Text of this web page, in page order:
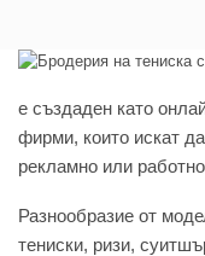
e създаден като
фирми, които искат
рекламно или
Разнообразие от
тениски, ризи,